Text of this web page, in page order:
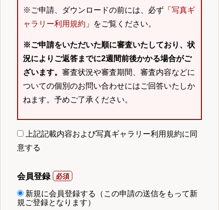
※ご申請、ダウンロードの前には、必ず「 写真ギ
ャラリー利用規約 」をご覧ください。
※ご申請をいただいた順に審査いたしており、状
況によりご返答までに2週間前後かかる場合がご
ざいます。 審査状況や審査期間、審査内容などに
ついての個別のお問い合わせにはご回答いたしか
ねます。予めご了承ください。
上記記載内容および写真ギャラリー利用規約に同
意する
会員登録
新規に会員登録する（この申請の送信をもって新
規ご登録となります）